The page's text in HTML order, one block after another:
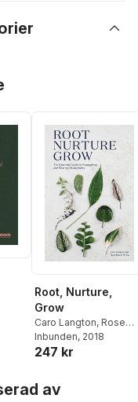
Root, Nurture,
Grow
Caro Langton, Rose
Ray,Ro Ro Co
Inbunden, 2018
247 kr
av